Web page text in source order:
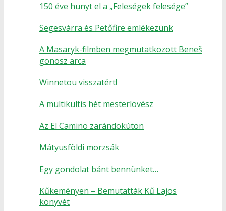
150 éve hunyt el a „Feleségek felesége”
Segesvárra és Petőfire emlékezünk
A Masaryk-filmben megmutatkozott Beneš
gonosz arca
Winnetou visszatért!
A multikultis hét mesterlövész
Az El Camino zarándokúton
Mátyusföldi morzsák
Egy gondolat bánt bennünket…
Kűkeményen – Bemutatták Kű Lajos
könyvét